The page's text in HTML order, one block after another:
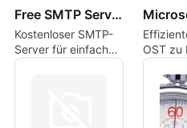
Free SMTP Server
Kostenloser SMTP-
Server für einfache
E-Mail-Versendung
OST zu